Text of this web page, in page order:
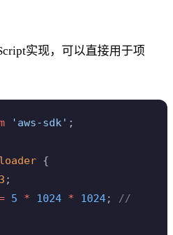
实现，可以直接用于项
'aws-sdk' ;
{
;
5 * 1024 * 1024;
//